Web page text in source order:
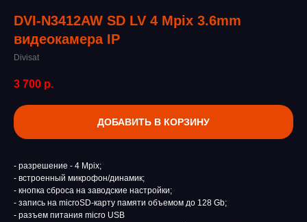
DVI-N3412AW SD LV 4 Mpix 3.6mm
видеокамера IP
Divisat
3 700 р.
ДОБАВИТЬ В КОРЗИНУ
- разрешение - 4 Mpix;
- встроенный микрофон/динамик;
- кнопка сброса на заводские настройки;
- запись на microSD-карту памяти объемом до 128 Gb;
- разъем питания micro USB